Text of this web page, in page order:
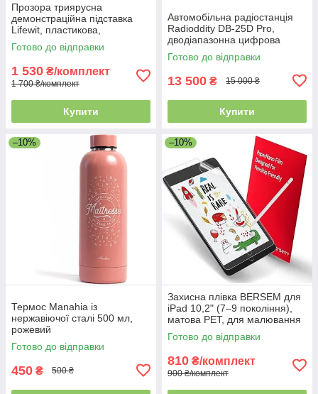
Прозора триярусна
демонстраційна підставка
Lifewit, пластикова,
органайзер для спецій,
десертів, кексів, фігурок та
Готово до відправки
1 530 ₴/комплект
1 700 ₴/комплект
Купити
Автомобільна радіостанція
Radioddity DB-25D Pro,
дводіапазонна цифрова
рація 20 Вт, GPS, APRS, 4к
каналів, 500к контактів
Готово до відправки
13 500 ₴ 15 000 ₴
Купити
–10%
Термос Manahia із
нержавіючої сталі 500 мл,
рожевий
Готово до відправки
450 ₴ 500 ₴
–10%
Захисна плівка BERSEM для
iPad 10,2" (7–9 покоління),
матова PET, для малювання
та письма як на папері, 2 шт.
Готово до відправки
810 ₴/комплект
900 ₴/комплект